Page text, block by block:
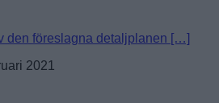
den föreslagna detaljplanen […]
2021